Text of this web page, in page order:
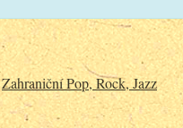
Zahraniční Pop, Rock, Jazz